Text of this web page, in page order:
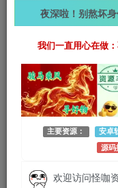
Seedance2.0爆款
货
718字 阅读时长
热度：39
夜深啦！别熬坏
我们一直用心在做
主要资源： 安卓
源码
欢迎访问怪咖